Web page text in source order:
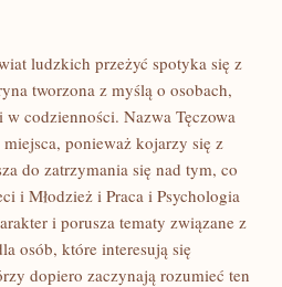
ludzkich przeżyć spotyka się z
tworzona z myślą o osobach,
codzienności. Nazwa Tęczowa
ponieważ kojarzy się z
do zatrzymania się nad tym, co
i Młodzież i Praca i Psychologia
i porusza tematy związane z
osób, które interesują się
dopiero zaczynają rozumieć ten